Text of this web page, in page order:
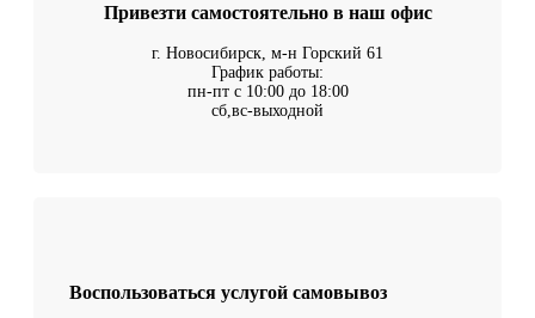
Привезти самостоятельно в наш офис
г. Новосибирск, м-н Горский 61
График работы:
пн-пт с 10:00 до 18:00
сб,вс-выходной
Воспользоваться услугой самовывоз